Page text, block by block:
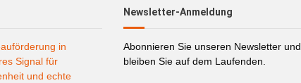
in
Signal für
und echte
Newsletter-Anmeldung
Abonnieren Sie unseren Newsletter und
bleiben Sie auf dem Laufenden.